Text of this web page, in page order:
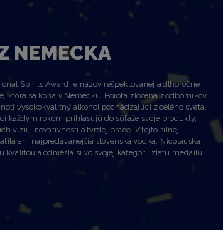
NEMECKA
Spirits Award je názov rešpektovanej a dlhoročne
ktorá sa koná v Nemecku. Porota zložená z odborníkov
vysokokvalitný alkohol pochádzajúci z celého sveta.
každým rokom prihlasujú do súťaže svoje produkty,
vízií, inovatívnosti a tvrdej práce. V tejto silnej
ani najpredávanejšia slovenská vodka. Nicolauska
kvalitou a odniesla si vo svojej kategórii zlatú medailu.